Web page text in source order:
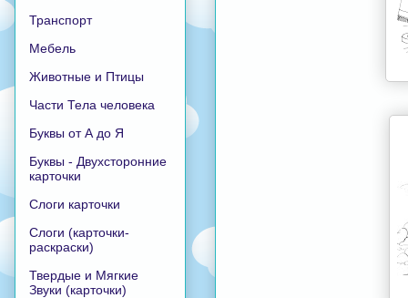
Транспорт
Мебель
Животные и Птицы
Части Тела человека
Буквы от А до Я
Буквы - Двухсторонние
карточки
Слоги карточки
Слоги (карточки-
раскраски)
Твердые и Мягкие
Звуки (карточки)